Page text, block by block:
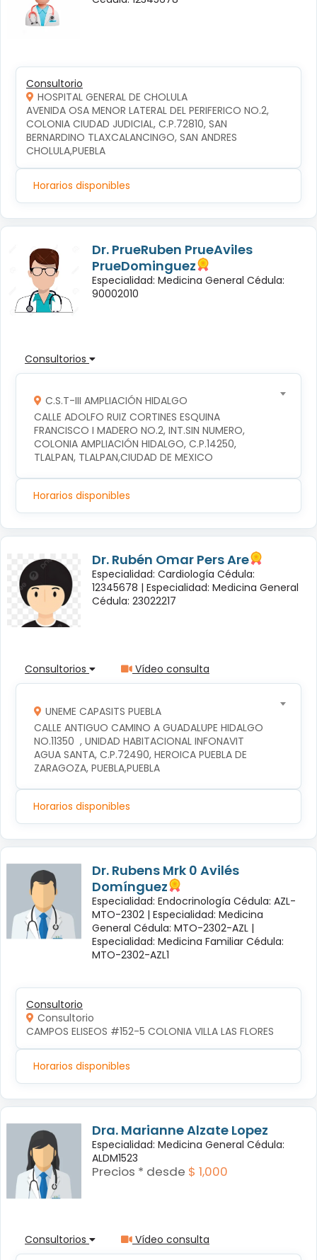
Consultorio
HOSPITAL GENERAL DE CHOLULA
AVENIDA OSA MENOR LATERAL DEL PERIFERICO NO.2,
COLONIA CIUDAD JUDICIAL, C.P.72810, SAN
BERNARDINO TLAXCALANCINGO, SAN ANDRES
CHOLULA,PUEBLA
Horarios disponibles
Dr. PrueRuben PrueAviles
PrueDominguez
Especialidad: Medicina General Cédula:
90002010
Consultorios
C.S.T-III AMPLIACIÓN HIDALGO
CALLE ADOLFO RUIZ CORTINES ESQUINA
FRANCISCO I MADERO NO.2, INT.SIN NUMERO,
COLONIA AMPLIACIÓN HIDALGO, C.P.14250,
TLALPAN, TLALPAN,CIUDAD DE MEXICO
Horarios disponibles
Dr. Rubén Omar Pers Are
Especialidad: Cardiología Cédula:
12345678 | Especialidad: Medicina General
Cédula: 23022217
Consultorios Vídeo consulta
UNEME CAPASITS PUEBLA
CALLE ANTIGUO CAMINO A GUADALUPE HIDALGO
NO.11350  , UNIDAD HABITACIONAL INFONAVIT
AGUA SANTA, C.P.72490, HEROICA PUEBLA DE
ZARAGOZA, PUEBLA,PUEBLA
Horarios disponibles
Dr. Rubens Mrk 0 Avilés
Domínguez
Especialidad: Endocrinología Cédula: AZL-
MTO-2302 | Especialidad: Medicina
General Cédula: MTO-2302-AZL |
Especialidad: Medicina Familiar Cédula:
MTO-2302-AZL1
Consultorio
Consultorio
CAMPOS ELISEOS #152-5 COLONIA VILLA LAS FLORES
Horarios disponibles
Dra. Marianne Alzate Lopez
Especialidad: Medicina General Cédula:
ALDM1523
Precios * desde $ 1,000
Consultorios Vídeo consulta